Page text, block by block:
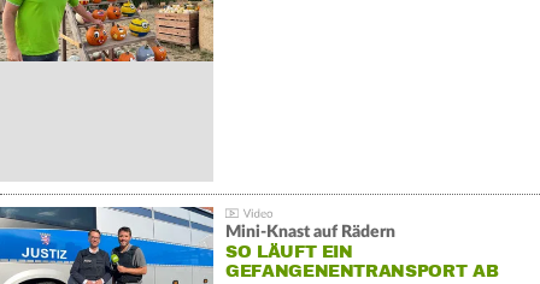
Mini-Knast auf Rädern
SO LÄUFT EIN
GEFANGENENTRANSPORT AB